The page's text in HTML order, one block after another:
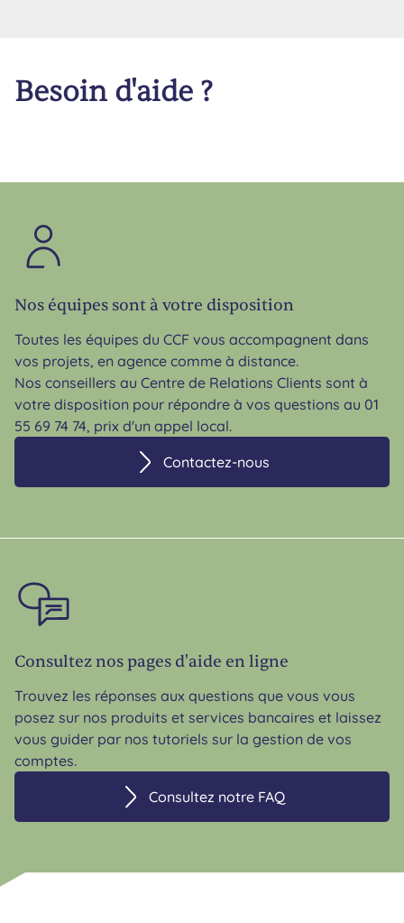
Besoin d'aide ?
Nos équipes sont à votre disposition
Toutes les équipes du CCF vous accompagnent dans
vos projets, en agence comme à distance.
Nos conseillers au Centre de Relations Clients sont à
votre disposition pour répondre à vos questions au 01
55 69 74 74, prix d'un appel local.
Contactez-nous
Consultez nos pages d'aide en ligne
Trouvez les réponses aux questions que vous vous
posez sur nos produits et services bancaires et laissez
vous guider par nos tutoriels sur la gestion de vos
comptes.
Consultez notre FAQ